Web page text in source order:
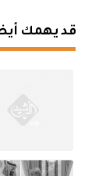
قد يهمك